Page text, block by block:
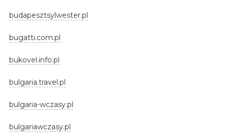
budapesztsylwester.pl
bugatti.com.pl
bukovel.info.pl
bulgaria.travel.pl
bulgaria-wczasy.pl
bulgariawczasy.pl